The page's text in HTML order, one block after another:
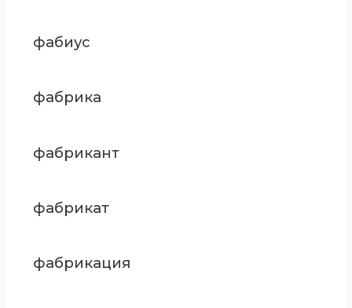
фабиус
фабрика
фабрикант
фабрикат
фабрикация